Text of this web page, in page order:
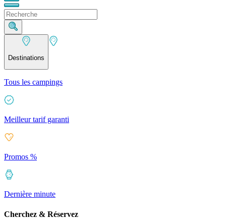
Destinations
Tous les campings
Meilleur tarif garanti
Promos %
Dernière minute
Cherchez & Réservez